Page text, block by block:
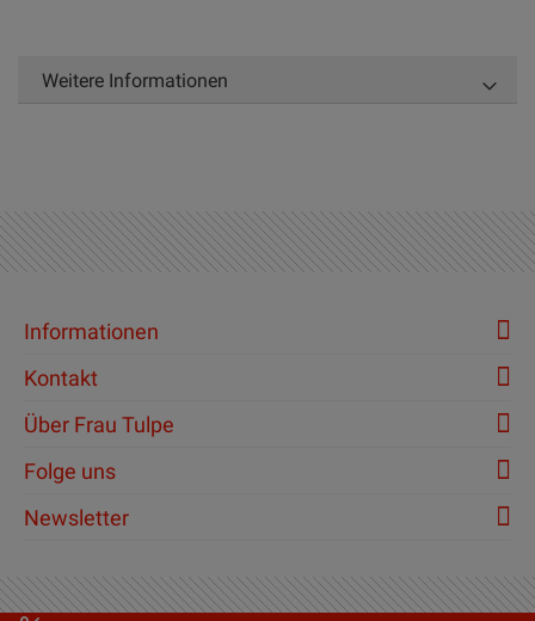
Weitere Informationen
Informationen
Kontakt
Über Frau Tulpe
Folge uns
Newsletter